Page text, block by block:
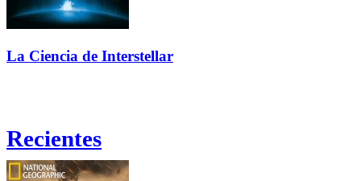
La Ciencia de Interstellar
Recientes